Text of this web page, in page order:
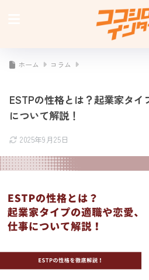
ホーム コラム
ESTPの性格とは？起業家タイ
について解説！
2025年9月25日